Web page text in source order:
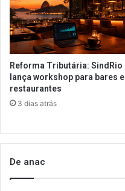
Reforma Tributária: SindRio
lança workshop para bares e
restaurantes
3 dias atrás
De anac